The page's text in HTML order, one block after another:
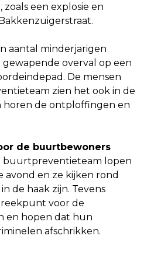
een explosie en
aantal minderjarigen
overval op een
De mensen
zien het ook in de
horen de ontploffingen en
de buurtbewoners
buurtpreventieteam lopen
en ze kijken rond
de haak zijn. Tevens
voor de
en hopen dat hun
afschrikken.